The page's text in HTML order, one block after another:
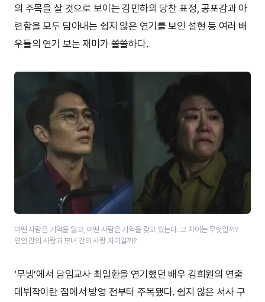
의 주목을 살 것으로 보이는 김민하의 당찬 표정, 공포감과 아
련함을 모두 담아내는 쉽지 않은 연기를 보인 설현 등 여러 배
우들의 연기 보는 재미가 쏠쏠하다.
어떤 사람은 기억을 잃고, 어떤 사람은 기억을 갖고 있는다. 그 차이는 무엇일까?
연인 간의 사랑과 모녀 간의 사랑 차이일까?
‘무빙’에서 담임교사 최일환을 연기했던 배우 김희원의 연출
데뷔작이란 점에서 방영 전부터 주목됐다. 쉽지 않은 서사 구